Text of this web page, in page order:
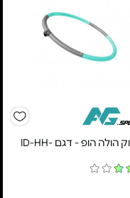
חישוק הולה הופ - דגם ID-HH-